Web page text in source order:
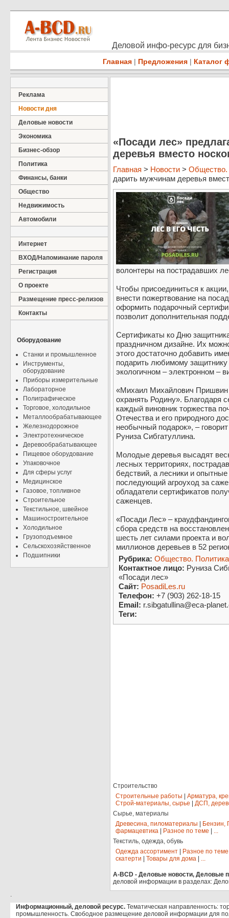
Деловой инфо-ресурс для
Главная | Предложения | Каталог
Реклама
Новости дня
Деловые новости
Экономика
Бизнес-обзор
Политика
Финансы, банки
Общество
Недвижимость
Автомобили
Интернет
ВХОД/Напоминание пароля
Регистрация
О проекте
Размещение пресс-релизов
Контакты
Оборудование
Станки и промышленное
Инструменты,
оборудование
Приборы измерительные
Лабораторное
Полиграфическое
Торговое, холодильное
Металлообрабатывающее
Железнодорожное
Электротехническое
Деревообрабатывающее
Пищевое оборудование
Упаковочное
Для сферы услуг
Медицинское
Газовое, топливное
Строительное
Текстильное, швейное
Машиностроительное
Холодильное
Грузоподъемное
Сельскохозяйственное
Подшипники
«Посади лес»
деревья вместо
Главная > Новости > Общество.
дарить мужчинам деревья
волонтеры на пострадавших
Чтобы присоединиться к
внести пожертвование на
оформить подарочный
позволит дополнительная
Сертификаты ко Дню
праздничном дизайне. Их
этого достаточно добавить
подарить любимому
экологичном – электронном –
«Михаил Михайлович Пришвин
охранять Родину». Благодаря
каждый виновник торжества
Отечества и его природного
необычный подарок», –
Руниза Сибгатуллина.
Молодые деревья высадят
лесных территориях,
бедствий, а лесники и
последующий агроуход за
обладатели сертификатов
саженцев.
«Посади Лес» –
сбора средств на
шесть лет силами проекта и
миллионов деревьев в 52
Рубрика: Общество. Политика
Контактное лицо: Руниза
«Посади лес»
Сайт: PosadiLes.ru
Телефон: +7 (903) 262-18-15
Email: r.sibgatullina@eca-
Теги:
Строительство
Строительные работы
Арматура,
Строй-материалы, сырье
ДСП,
Сырье, материалы
Древесина, пиломатериалы
Бензин,
фармацевтика
Разное по теме
...
Текстиль, одежда, обувь
Одежда ассортимент
Разное по теме
скатерти
Товары для дома ...
A-BCD - Деловые новости, Деловые
деловой информации в разделах:
.
Информационный, деловой ресурс. Тематическая направленность:
промышленность. Свободное размещение деловой информации для